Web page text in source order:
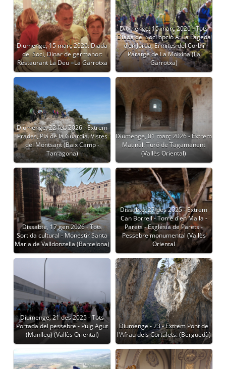
Diumenge, 15 març 2026: Diada
del Soci, Dinar de germanor:
Restaurant La Deu =La Garrotxa
Diumenge, 15 març 2026 - Tots
Diada del Soci opció A: La Fageda
d’en Jordà, Ermites del Corb i
Paratge de La Moixina (La
Garrotxa)
Diumenge, 22 feb 2026 - Extrem
Prades, Pla de la Guàrdia. Vistes
del Montsant (Baix Camp -
Tarragona)
Diumenge, 01 març 2026 - Extrem
Matinal: Turó de Tagamanent
(Vallès Oriental)
Dissabte, 17 gen 2026 - Tots
Sortida cultural - Monestir Santa
Maria de Valldonzella (Barcelona)
Dissabte, 27 des 2025 - Extrem
Can Borrell - Torre d'en Malla -
Parets - Església de Parets -
Pessebre monumental (Vallès
Oriental
Diumenge, 21 des 2025 - Tots
Portada del pessebre - Puig Agut
(Manlleu) (Vallès Oriental)
Diumenge - 23 - Extrem Pont de
l'Afrau dels Cortalets. (Berguedà)